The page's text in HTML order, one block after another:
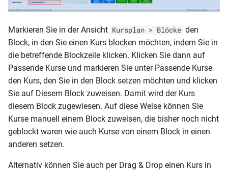
Markieren Sie in der Ansicht Kursplan > Blöcke den
Block, in den Sie einen Kurs blocken möchten, indem Sie in
die betreffende Blockzeile klicken. Klicken Sie dann auf
Passende Kurse und markieren Sie unter Passende Kurse
den Kurs, den Sie in den Block setzen möchten und klicken
Sie auf Diesem Block zuweisen. Damit wird der Kurs
diesem Block zugewiesen. Auf diese Weise können Sie
Kurse manuell einem Block zuweisen, die bisher noch nicht
geblockt waren wie auch Kurse von einem Block in einen
anderen setzen.
Alternativ können Sie auch per Drag & Drop einen Kurs in